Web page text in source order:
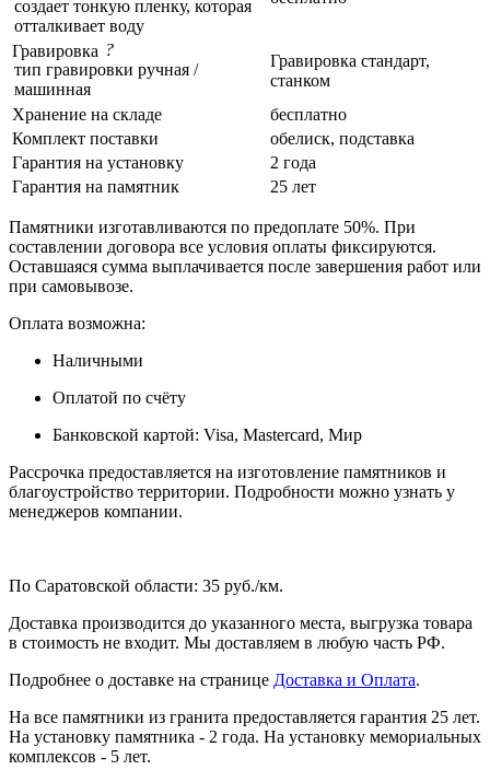
создает тонкую пленку, которая
отталкивает воду
Гравировка ?
тип гравировки ручная /
машинная
Гравировка стандарт,
станком
Хранение на складе
бесплатно
Комплект поставки
обелиск, подставка
Гарантия на установку
2 года
Гарантия на памятник
25 лет
Памятники изготавливаются по предоплате 50%. При
составлении договора все условия оплаты фиксируются.
Оставшаяся сумма выплачивается после завершения работ или
при самовывозе.
Оплата возможна:
Наличными
Оплатой по счёту
Банковской картой: Visa, Mastercard, Мир
Рассрочка предоставляется на изготовление памятников и
благоустройство территории. Подробности можно узнать у
менеджеров компании.
По Саратовской области: 35 руб./км.
Доставка производится до указанного места, выгрузка товара
в стоимость не входит. Мы доставляем в любую часть РФ.
Подробнее о доставке на странице Доставка и Оплата.
На все памятники из гранита предоставляется гарантия 25 лет.
На установку памятника - 2 года. На установку мемориальных
комплексов - 5 лет.